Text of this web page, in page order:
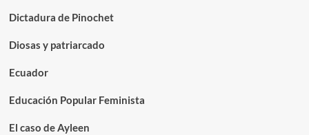
Dictadura de Pinochet
Diosas y patriarcado
Ecuador
Educación Popular Feminista
El caso de Ayleen